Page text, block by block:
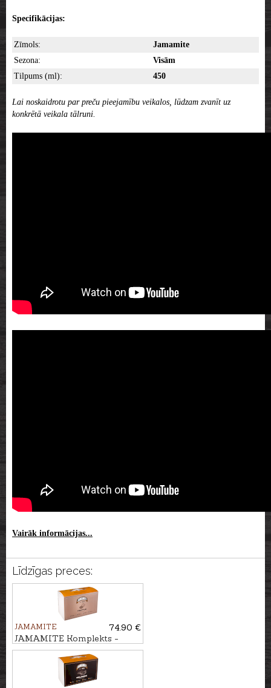
Specifikācijas:
Zīmols:
Jamamite
Sezona:
Visām
Tilpums (ml):
450
Lai noskaidrotu par preču pieejamību veikalos, lūdzam zvanīt uz
konkrētā veikala tālruni.
Vairāk informācijas...
Līdzīgas preces:
JAMAMITE
74.90 €
JAMAMITE Komplekts -
atraktants TRIFELE, 6gb